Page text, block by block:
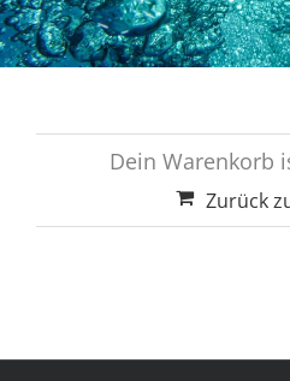
Dein Warenkorb
Zurück